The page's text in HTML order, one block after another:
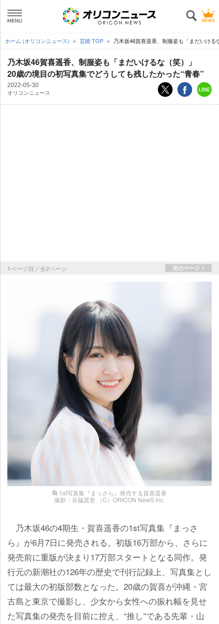
ホーム (オリコンニュース) 芸能 TOP 乃木坂46賀喜遥香、制服姿も「まだいけ
乃木坂46賀喜遥香、制服姿も「まだいけるな（笑）」
20歳の境目の初写真集でどうしても残したかった“青春”
2022-05-30
オリコンニュース
1ページ目／全2ページ 次のページ
1st写真集『まっさら』発売する賀喜遥香
撮影：谷脇貢史 （C）ORICON NewS inc.
乃木坂46の4期生・賀喜遥香の1st写真集『まっさ
ら』が6月7日に発売される。初版16万部から、さらに
発売前に重版が決まり17万部スタートとなる同作。発
行元の新潮社の126年の歴史で刊行記録上、写真集とし
ては最大の初版部数となった。20歳の賀喜が沖縄・宮
古島と東京で撮影し、少女から女性への振れ幅を見せ
た写真集の発売を目前に控え、“推し”である先輩・山